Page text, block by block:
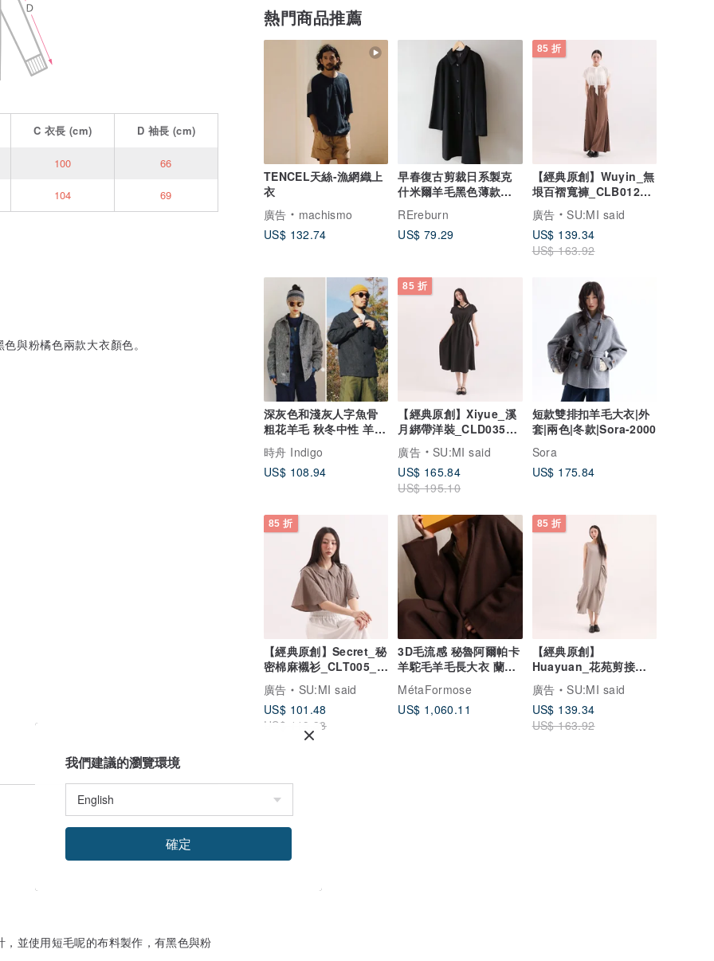
熱門商品推薦
TENCEL天絲-漁網織上
衣
廣告
machismo
US$ 132.74
早春復古剪裁日系製克
什米爾羊毛黑色薄款古
REreburn
US$ 79.29
85 折
【經典原創】Wuyin_無
垠百褶寬褲_CLB012_
棕
廣告
SU:MI said
US$ 139.34
US$ 163.92
深灰色和淺灰人字魚骨
粗花羊毛 秋冬中性 羊毛
上衣外套
時舟 Indigo
US$ 108.94
85 折
【經典原創】Xiyue_溪
月綁帶洋裝_CLD035_
黑
廣告
SU:MI said
US$ 165.84
US$ 195.10
短款雙排扣羊毛大衣|外
套|兩色|冬款|Sora-2000
Sora
US$ 175.84
85 折
【經典原創】Secret_秘
密棉麻襯衫_CLT005_亞
麻灰
廣告
SU:MI said
US$ 101.48
US$ 119.38
3D毛流感 秘魯阿爾帕卡
羊駝毛羊毛長大衣 蘭姆
可可 嚴冬旅人必備
MétaFormose
US$ 1,060.11
85 折
【經典原創】
Huayuan_花苑剪接洋
裝_CLD020_灰
廣告
SU:MI said
US$ 139.34
US$ 163.92
C 衣長 (cm) D 袖長 (cm)
100 66
104 69
與粉橘色兩款大衣顏色。
式會有所不同。
以順豐快遞為主)，實際運送日期會依
並使用短毛呢的布料製作，有黑色與粉
我們建議的瀏覽環境
確定